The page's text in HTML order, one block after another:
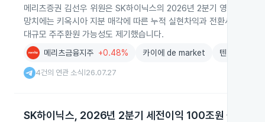
메리츠증권 김선우 위원은 SK하이닉스의 2026년 2분기 영업이익을
망치에는 키옥시아 지분 매각에 따른 누적 실현차익과 전환사채 평가
대규모 주주환원 가능성도 제기했습니다.
메리츠금융지주 +0.48% 카이에 de market 텐렙
4건의 연관 소식 26.07.27
SK하이닉스, 2026년 2분기 세전이익 100조원 돌파 전